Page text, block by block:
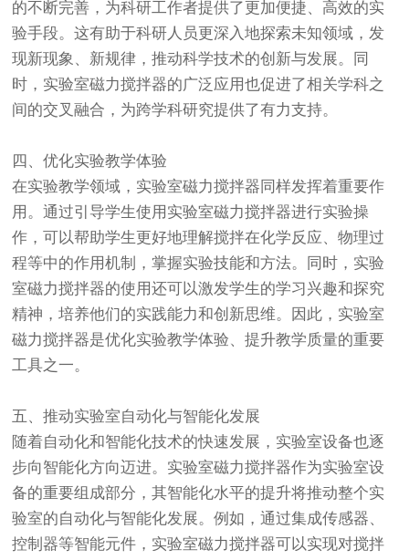
的不断完善，为科研工作者提供了更加便捷、高效的实
验手段。这有助于科研人员更深入地探索未知领域，发
现新现象、新规律，推动科学技术的创新与发展。同
时，实验室磁力搅拌器的广泛应用也促进了相关学科之
间的交叉融合，为跨学科研究提供了有力支持。
四、优化实验教学体验
在实验教学领域，实验室磁力搅拌器同样发挥着重要作
用。通过引导学生使用实验室磁力搅拌器进行实验操
作，可以帮助学生更好地理解搅拌在化学反应、物理过
程等中的作用机制，掌握实验技能和方法。同时，实验
室磁力搅拌器的使用还可以激发学生的学习兴趣和探究
精神，培养他们的实践能力和创新思维。因此，实验室
磁力搅拌器是优化实验教学体验、提升教学质量的重要
工具之一。
五、推动实验室自动化与智能化发展
随着自动化和智能化技术的快速发展，实验室设备也逐
步向智能化方向迈进。实验室磁力搅拌器作为实验室设
备的重要组成部分，其智能化水平的提升将推动整个实
验室的自动化与智能化发展。例如，通过集成传感器、
控制器等智能元件，实验室磁力搅拌器可以实现对搅拌